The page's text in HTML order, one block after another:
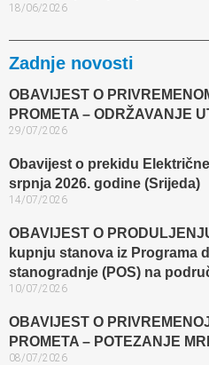
18/06/2026
Zadnje novosti
OBAVIJEST O
PROMETA – ODRŽAVANJE
29/07/2026
Obavijest o prekidu
srpnja 2026. godine (Srijeda)
14/07/2026
OBAVIJEST O
kupnju stanova iz Programa
stanogradnje (POS) na
10/07/2026
OBAVIJEST O
PROMETA – POTEZANJE
08/07/2026